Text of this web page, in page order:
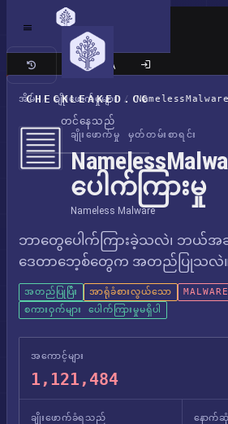
CHECKLEAKED.CC
တင်နေသည်
ကလက်စစ် ဆိုက်
အိမ် / ချိုးဖောက်မှုများ / NamelessMalware
ချိုးဖောက်မှု မှတ်တမ်းစာရင်း
ပေါက်ကြားမှု
Nameless Malware
ဘာတွေပေါက်ကြားခဲ့သလဲ၊ ဘယ်အ
ဒေတာဘေ့စ်တွေက အတည်ပြုသလဲ
အတည်ပြုပြီး အာရုံခံစားလွယ်သော
MALWARE
စကားဝှက်များ ပေါက်ကြားမှုမရှိပါ
အကောင့်များ
1,121,484
ချိုးဖောက်ခံရသည် နောက်